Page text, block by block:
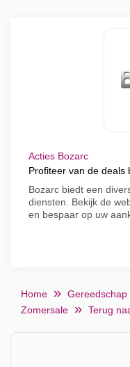
Acties Bozarc
Profiteer van de deals
Bozarc biedt een
diensten. Bekijk de
en bespaar op uw
Home
Zomersale
Terug